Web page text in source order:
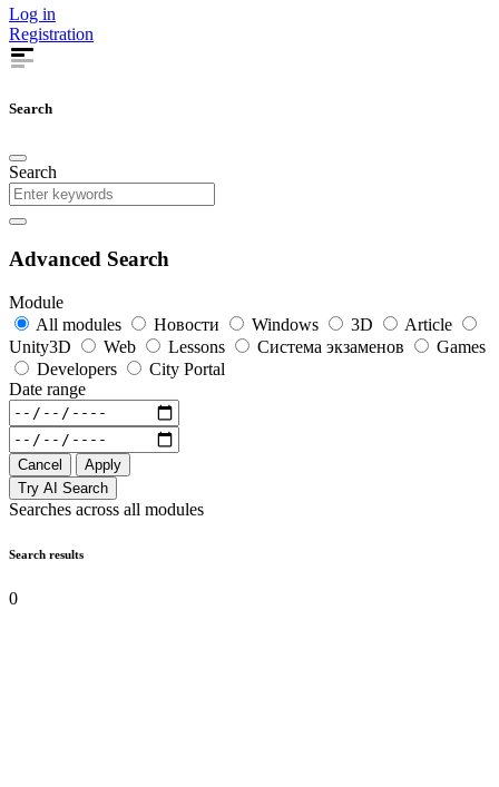
Log in
Registration
Search
Search
Advanced Search
Module
All modules
Новости Windows 3D
Article
Unity3D
Web Lessons Система экзаменов
Games
Developers
City Portal
Date range
Cancel
Apply
Try AI Search
Searches across all modules
Search results
0